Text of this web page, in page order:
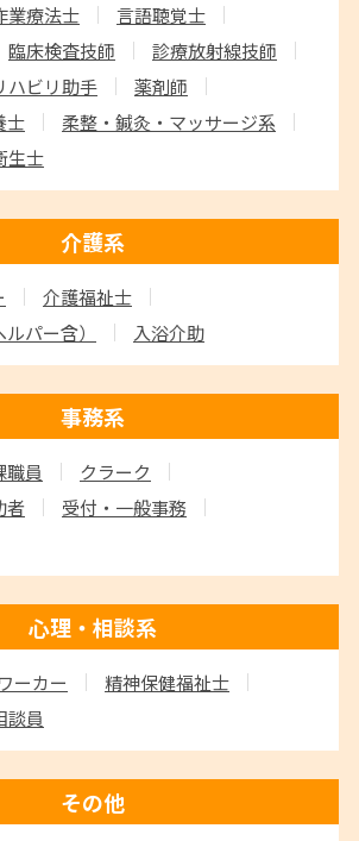
業療法士
言語聴覚士
臨床検査技師
診療放射線技師
ハビリ助手
薬剤師
士
柔整・鍼灸・マッサージ系
生士
介護系
介護福祉士
ルパー含） 入浴介助
事務系
職員
クラーク
者
受付・一般事務
心理・相談系
ーカー
精神保健福祉士
談員
その他